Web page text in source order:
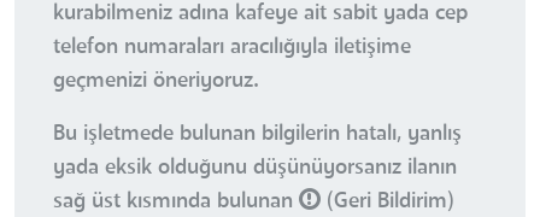
kurabilmeniz adına kafeye ait sabit yada cep
telefon numaraları aracılığıyla iletişime
geçmenizi öneriyoruz.
Bu işletmede bulunan bilgilerin hatalı, yanlış
yada eksik olduğunu düşünüyorsanız ilanın
sağ üst kısmında bulunan
(Geri Bildirim)